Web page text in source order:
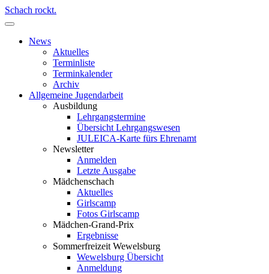
Schach rockt.
News
Aktuelles
Terminliste
Terminkalender
Archiv
Allgemeine Jugendarbeit
Ausbildung
Lehrgangstermine
Übersicht Lehrgangswesen
JULEICA-Karte fürs Ehrenamt
Newsletter
Anmelden
Letzte Ausgabe
Mädchenschach
Aktuelles
Girlscamp
Fotos Girlscamp
Mädchen-Grand-Prix
Ergebnisse
Sommerfreizeit Wewelsburg
Wewelsburg Übersicht
Anmeldung